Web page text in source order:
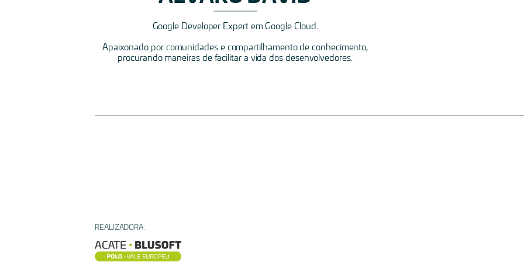
Google Developer Expert em Google Cloud.
Apaixonado por comunidades e compartilhamento de conhecimento,
procurando maneiras de facilitar a vida dos desenvolvedores.
REALIZADORA: